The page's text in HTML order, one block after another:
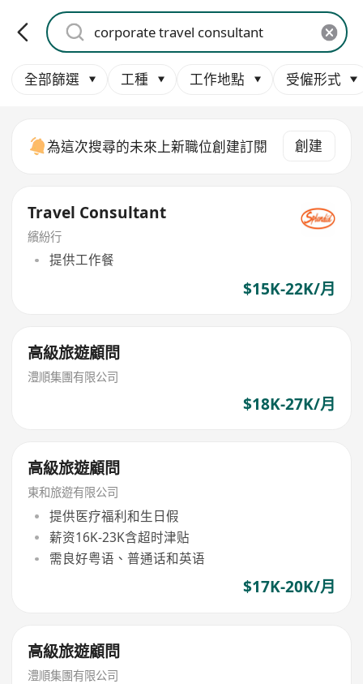
全部篩選 工種 工作地點 受僱形式
為這次搜尋的未來上新職位創建訂閱 創建
Travel Consultant
繽紛行
提供工作餐
$15K-22K/月
高級旅遊顧問
澧順集團有限公司
$18K-27K/月
高級旅遊顧問
東和旅遊有限公司
提供医疗福利和生日假
薪资16K-23K含超时津贴
需良好粤语、普通话和英语
$17K-20K/月
高級旅遊顧問
澧順集團有限公司